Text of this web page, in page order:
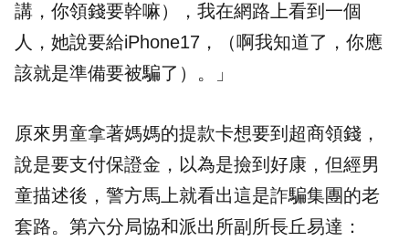
講，你領錢要幹嘛），我在網路上看到一個
人，她說要給iPhone17，（啊我知道了，你應
該就是準備要被騙了）。」
原來男童拿著媽媽的提款卡想要到超商領錢，
說是要支付保證金，以為是撿到好康，但經男
童描述後，警方馬上就看出這是詐騙集團的老
套路。第六分局協和派出所副所長丘易達：